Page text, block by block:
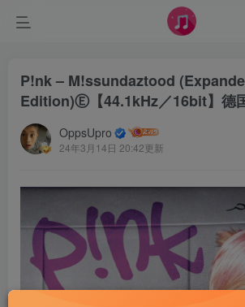
P!nk – M!ssundaztood
Edition)Ⓔ【44.1kHz／16bit】德
OppsUpro
24年3月14日 20:42更新